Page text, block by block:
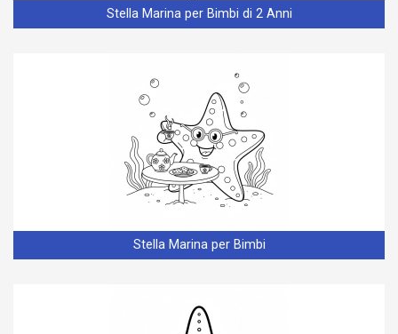
Stella Marina per Bimbi di 2 Anni
Stella Marina per Bimbi